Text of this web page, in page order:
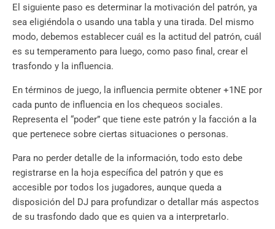
El siguiente paso es determinar la motivación del patrón, ya
sea eligiéndola o usando una tabla y una tirada. Del mismo
modo, debemos establecer cuál es la actitud del patrón, cuál
es su temperamento para luego, como paso final, crear el
trasfondo y la influencia.
En términos de juego, la influencia permite obtener +1NE por
cada punto de influencia en los chequeos sociales.
Representa el “poder” que tiene este patrón y la facción a la
que pertenece sobre ciertas situaciones o personas.
Para no perder detalle de la información, todo esto debe
registrarse en la hoja específica del patrón y que es
accesible por todos los jugadores, aunque queda a
disposición del DJ para profundizar o detallar más aspectos
de su trasfondo dado que es quien va a interpretarlo.